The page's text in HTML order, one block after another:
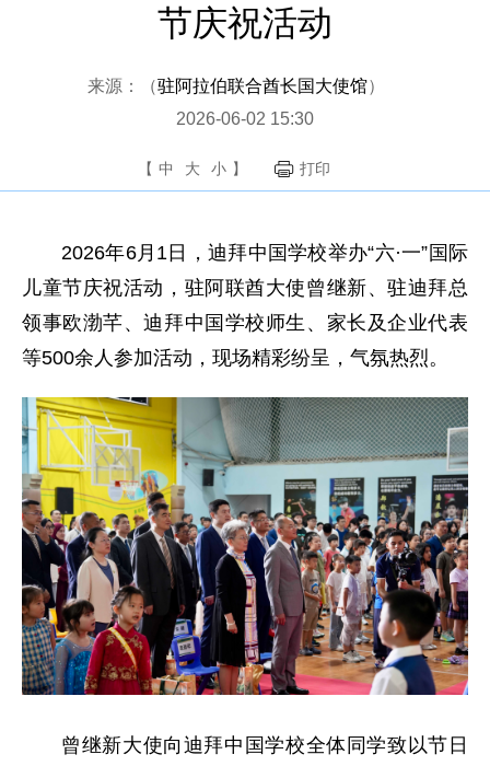
节庆祝活动
来源：（驻阿拉伯联合酋长国大使馆）
2026-06-02 15:30
【 中 大 小 】 打印
2026年6月1日，迪拜中国学校举办“六·一”国际
儿童节庆祝活动，驻阿联酋大使曾继新、驻迪拜总
领事欧渤芊、迪拜中国学校师生、家长及企业代表
等500余人参加活动，现场精彩纷呈，气氛热烈。
曾继新大使向迪拜中国学校全体同学致以节日